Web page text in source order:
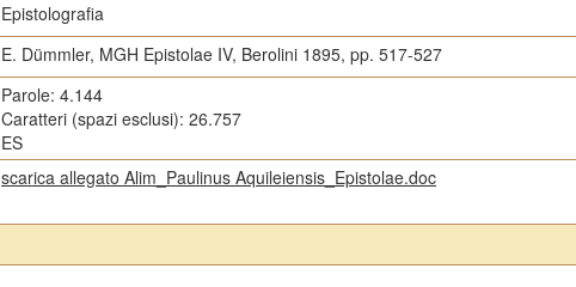
Epistolografia
E. Dümmler, MGH Epistolae IV, Berolini 1895, pp. 517-527
Parole: 4.144
Caratteri (spazi esclusi): 26.757
ES
scarica allegato Alim_Paulinus Aquileiensis_Epistolae.doc